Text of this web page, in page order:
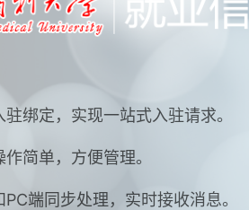
绑定，实现一站式入驻请求。
简单，方便管理。
端同步处理，实时接收消息。